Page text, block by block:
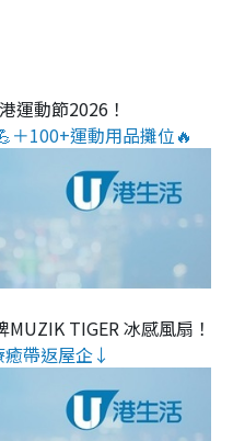
運動節2026！
＋100+運動用品攤位🔥
TIGER 冰感風扇！
帶返屋企↓